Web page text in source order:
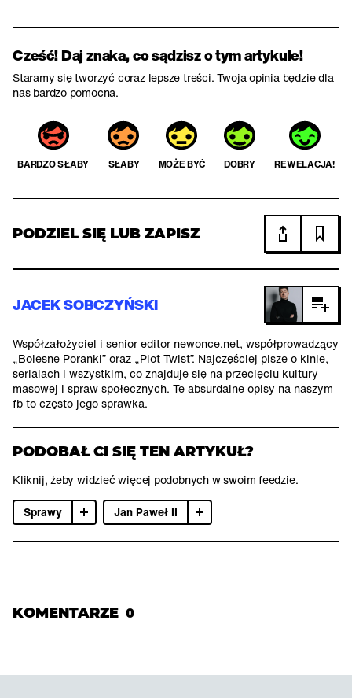
Cześć! Daj znaka, co sądzisz o tym artykule!
Staramy się tworzyć coraz lepsze treści. Twoja opinia będzie dla
nas bardzo pomocna.
BARDZO SŁABY SŁABY MOŻE BYĆ DOBRY REWELACJA!
PODZIEL SIĘ LUB ZAPISZ
JACEK SOBCZYŃSKI
Współzałożyciel i senior editor newonce.net, współprowadzący
„Bolesne Poranki” oraz „Plot Twist”. Najczęściej pisze o kinie,
serialach i wszystkim, co znajduje się na przecięciu kultury
masowej i spraw społecznych. Te absurdalne opisy na naszym
fb to często jego sprawka.
PODOBAŁ CI SIĘ TEN ARTYKUŁ?
Kliknij, żeby widzieć więcej podobnych w swoim feedzie.
Sprawy
Jan Paweł II
KOMENTARZE 0